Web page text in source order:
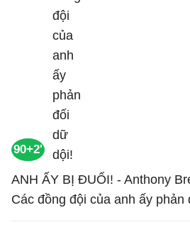
90+2'
ANH ẤY BỊ ĐUỔI! - Anthony
Các đồng đội của anh ấy phản